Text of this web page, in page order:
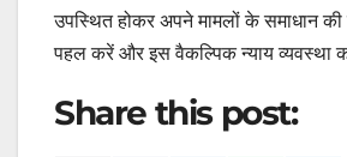
उपस्थित होकर अपने मामलों के समाधान की
पहल करें और इस वैकल्पिक न्याय व्यवस्था
Share this post: